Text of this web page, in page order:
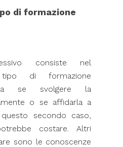
di formazione
consiste nel
di formazione
se svolgere la
o se affidarla a
secondo caso,
costare. Altri
sono le conoscenze